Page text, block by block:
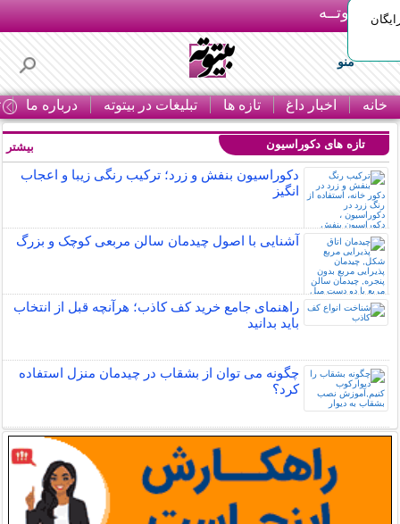
بـیتوتــه
منو
خانه اخبار داغ تازه ها تبلیغات در بیتوته درباره ما
تازه های دکوراسیون
دکوراسیون بنفش و زرد؛ ترکیب رنگی زیبا و اعجاب
انگیز
آشنایی با اصول چیدمان سالن مربعی کوچک و بزرگ
راهنمای جامع خرید کف کاذب؛ هرآنچه قبل از انتخاب
باید بدانید
چگونه می توان از بشقاب در چیدمان منزل استفاده
کرد؟
بیشتر